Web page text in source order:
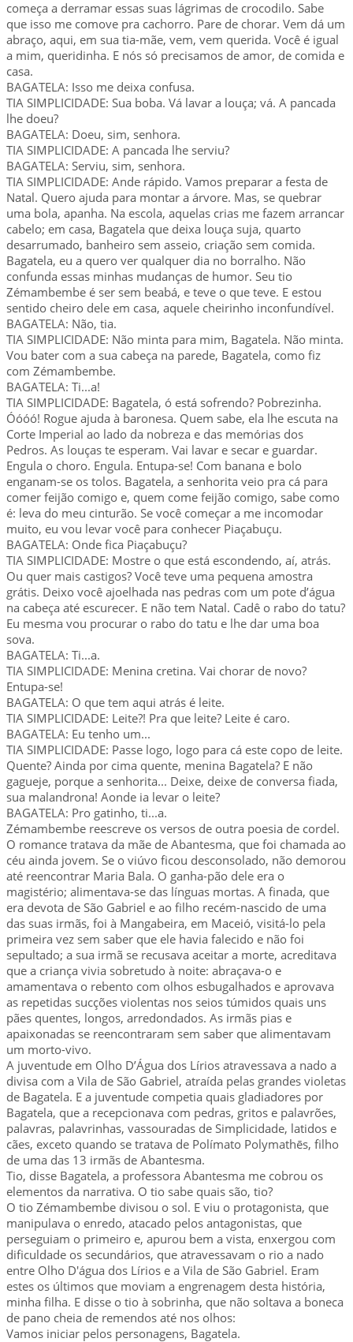
começa a derramar essas suas lágrimas de crocodilo. Sabe
que isso me comove pra cachorro. Pare de chorar. Vem dá um
abraço, aqui, em sua tia-mãe, vem, vem querida. Você é igual
a mim, queridinha. E nós só precisamos de amor, de comida e
casa.
BAGATELA: Isso me deixa confusa.
TIA SIMPLICIDADE: Sua boba. Vá lavar a louça; vá. A pancada
lhe doeu?
BAGATELA: Doeu, sim, senhora.
TIA SIMPLICIDADE: A pancada lhe serviu?
BAGATELA: Serviu, sim, senhora.
TIA SIMPLICIDADE: Ande rápido. Vamos preparar a festa de
Natal. Quero ajuda para montar a árvore. Mas, se quebrar
uma bola, apanha. Na escola, aquelas crias me fazem arrancar
cabelo; em casa, Bagatela que deixa louça suja, quarto
desarrumado, banheiro sem asseio, criação sem comida.
Bagatela, eu a quero ver qualquer dia no borralho. Não
confunda essas minhas mudanças de humor. Seu tio
Zémambembe é ser sem beabá, e teve o que teve. E estou
sentido cheiro dele em casa, aquele cheirinho inconfundível.
BAGATELA: Não, tia.
TIA SIMPLICIDADE: Não minta para mim, Bagatela. Não minta.
Vou bater com a sua cabeça na parede, Bagatela, como fiz
com Zémambembe.
BAGATELA: Ti...a!
TIA SIMPLICIDADE: Bagatela, ó está sofrendo? Pobrezinha.
Óóóó! Rogue ajuda à baronesa. Quem sabe, ela lhe escuta na
Corte Imperial ao lado da nobreza e das memórias dos
Pedros. As louças te esperam. Vai lavar e secar e guardar.
Engula o choro. Engula. Entupa-se! Com banana e bolo
enganam-se os tolos. Bagatela, a senhorita veio pra cá para
comer feijão comigo e, quem come feijão comigo, sabe como
é: leva do meu cinturão. Se você começar a me incomodar
muito, eu vou levar você para conhecer Piaçabuçu.
BAGATELA: Onde fica Piaçabuçu?
TIA SIMPLICIDADE: Mostre o que está escondendo, aí, atrás.
Ou quer mais castigos? Você teve uma pequena amostra
grátis. Deixo você ajoelhada nas pedras com um pote d’água
na cabeça até escurecer. E não tem Natal. Cadê o rabo do tatu?
Eu mesma vou procurar o rabo do tatu e lhe dar uma boa
sova.
BAGATELA: Ti...a.
TIA SIMPLICIDADE: Menina cretina. Vai chorar de novo?
Entupa-se!
BAGATELA: O que tem aqui atrás é leite.
TIA SIMPLICIDADE: Leite?! Pra que leite? Leite é caro.
BAGATELA: Eu tenho um...
TIA SIMPLICIDADE: Passe logo, logo para cá este copo de leite.
Quente? Ainda por cima quente, menina Bagatela? E não
gagueje, porque a senhorita... Deixe, deixe de conversa fiada,
sua malandrona! Aonde ia levar o leite?
BAGATELA: Pro gatinho, ti...a.
Zémambembe reescreve os versos de outra poesia de cordel.
O romance tratava da mãe de Abantesma, que foi chamada ao
céu ainda jovem. Se o viúvo ficou desconsolado, não demorou
até reencontrar Maria Bala. O ganha-pão dele era o
magistério; alimentava-se das línguas mortas. A finada, que
era devota de São Gabriel e ao filho recém-nascido de uma
das suas irmãs, foi à Mangabeira, em Maceió, visitá-lo pela
primeira vez sem saber que ele havia falecido e não foi
sepultado; a sua irmã se recusava aceitar a morte, acreditava
que a criança vivia sobretudo à noite: abraçava-o e
amamentava o rebento com olhos esbugalhados e aprovava
as repetidas sucções violentas nos seios túmidos quais uns
pães quentes, longos, arredondados. As irmãs pias e
apaixonadas se reencontraram sem saber que alimentavam
um morto-vivo.
A juventude em Olho D’Água dos Lírios atravessava a nado a
divisa com a Vila de São Gabriel, atraída pelas grandes violetas
de Bagatela. E a juventude competia quais gladiadores por
Bagatela, que a recepcionava com pedras, gritos e palavrões,
palavras, palavrinhas, vassouradas de Simplicidade, latidos e
cães, exceto quando se tratava de Polímato Polymathēs, filho
de uma das 13 irmãs de Abantesma.
Tio, disse Bagatela, a professora Abantesma me cobrou os
elementos da narrativa. O tio sabe quais são, tio?
O tio Zémambembe divisou o sol. E viu o protagonista, que
manipulava o enredo, atacado pelos antagonistas, que
perseguiam o primeiro e, apurou bem a vista, enxergou com
dificuldade os secundários, que atravessavam o rio a nado
entre Olho D'água dos Lírios e a Vila de São Gabriel. Eram
estes os últimos que moviam a engrenagem desta história,
minha filha. E disse o tio à sobrinha, que não soltava a boneca
de pano cheia de remendos até nos olhos:
Vamos iniciar pelos personagens, Bagatela.